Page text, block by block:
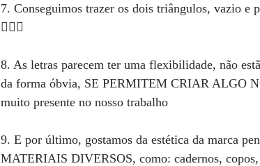
7. Conseguimos trazer os dois triângulos, vazio e
🧘🏻‍♀️
8. As letras parecem ter uma flexibilidade, não
da forma óbvia, SE PERMITEM CRIAR ALGO
muito presente no nosso trabalho
9. E por último, gostamos da estética da marca
MATERIAIS DIVERSOS, como: cadernos,